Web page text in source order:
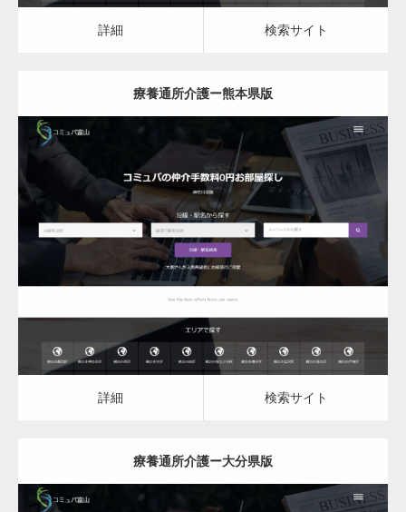
詳細 検索サイト
療養通所介護ー熊本県版
更新日：2023.03.09
検索サイト
詳細 検索サイト
療養通所介護ー大分県版